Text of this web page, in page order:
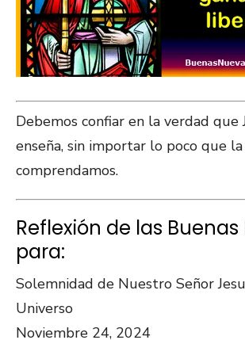
Debemos confiar en la verdad que
enseña, sin importar lo poco que la
comprendamos.
Reflexión de las Buenas
para:
Solemnidad de Nuestro Señor
Universo
Noviembre 24, 2024